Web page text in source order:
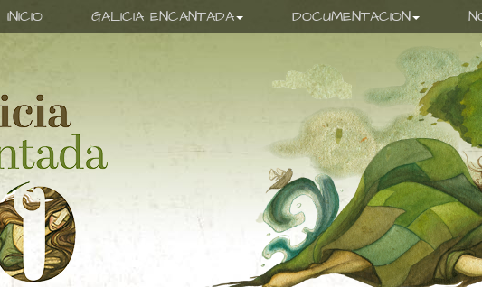
INICIO GALICIA ENCANTADA DOCUMENTACION